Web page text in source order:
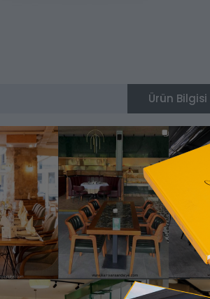
Ürün Bilgisi
Liberti
Kamsan Sandalye – Bursa İnegöl
kurutulmuş masif ahşap gövdesi ve
kapasitesi veren